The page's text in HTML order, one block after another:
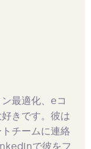
最適化、eコ
きです。彼は
チームに連絡
で彼をフ